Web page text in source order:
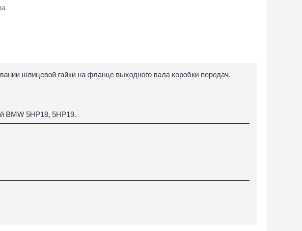
шлицевой гайки на фланце выходного вала коробки передач.
BMW 5HP18, 5HP19.